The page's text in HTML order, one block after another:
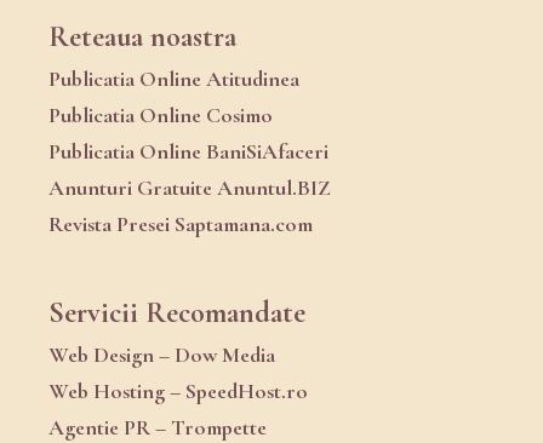
Reteaua noastra
Publicatia Online Atitudinea
Publicatia Online Cosimo
Publicatia Online BaniSiAfaceri
Anunturi Gratuite Anuntul.BIZ
Revista Presei Saptamana.com
Servicii Recomandate
Web Design – Dow Media
Web Hosting – SpeedHost.ro
Agentie PR – Trompette